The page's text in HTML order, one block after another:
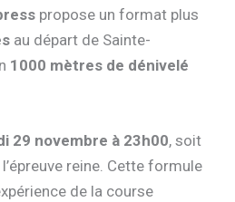
propose un format plus
au départ de Sainte-
1000 mètres de dénivelé
29 novembre à 23h00, soit
reine. Cette formule
de la course